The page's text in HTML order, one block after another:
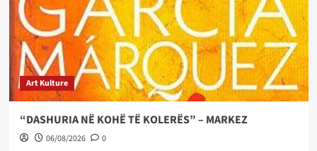
Art Kulture
“DASHURIA NË KOHË TË KOLERËS” – MARKEZ
06/08/2026 0